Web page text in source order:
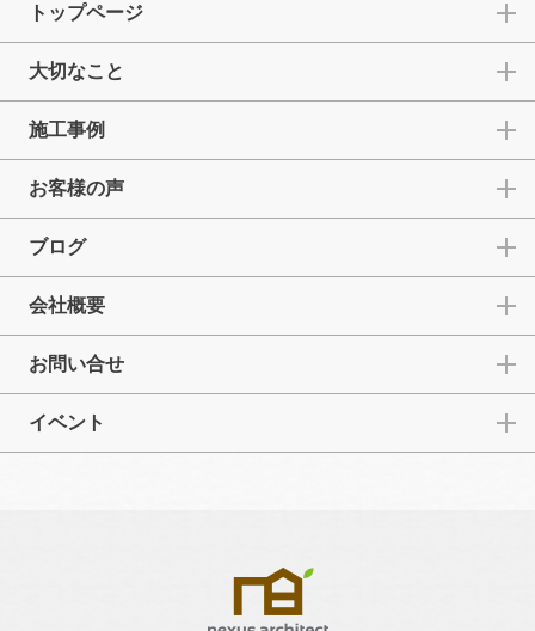
トップページ
大切なこと
施工事例
お客様の声
ブログ
会社概要
お問い合せ
イベント